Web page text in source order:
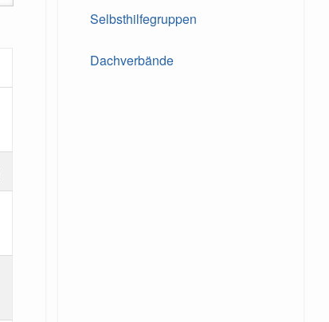
Selbsthilfegruppen
Dachverbände